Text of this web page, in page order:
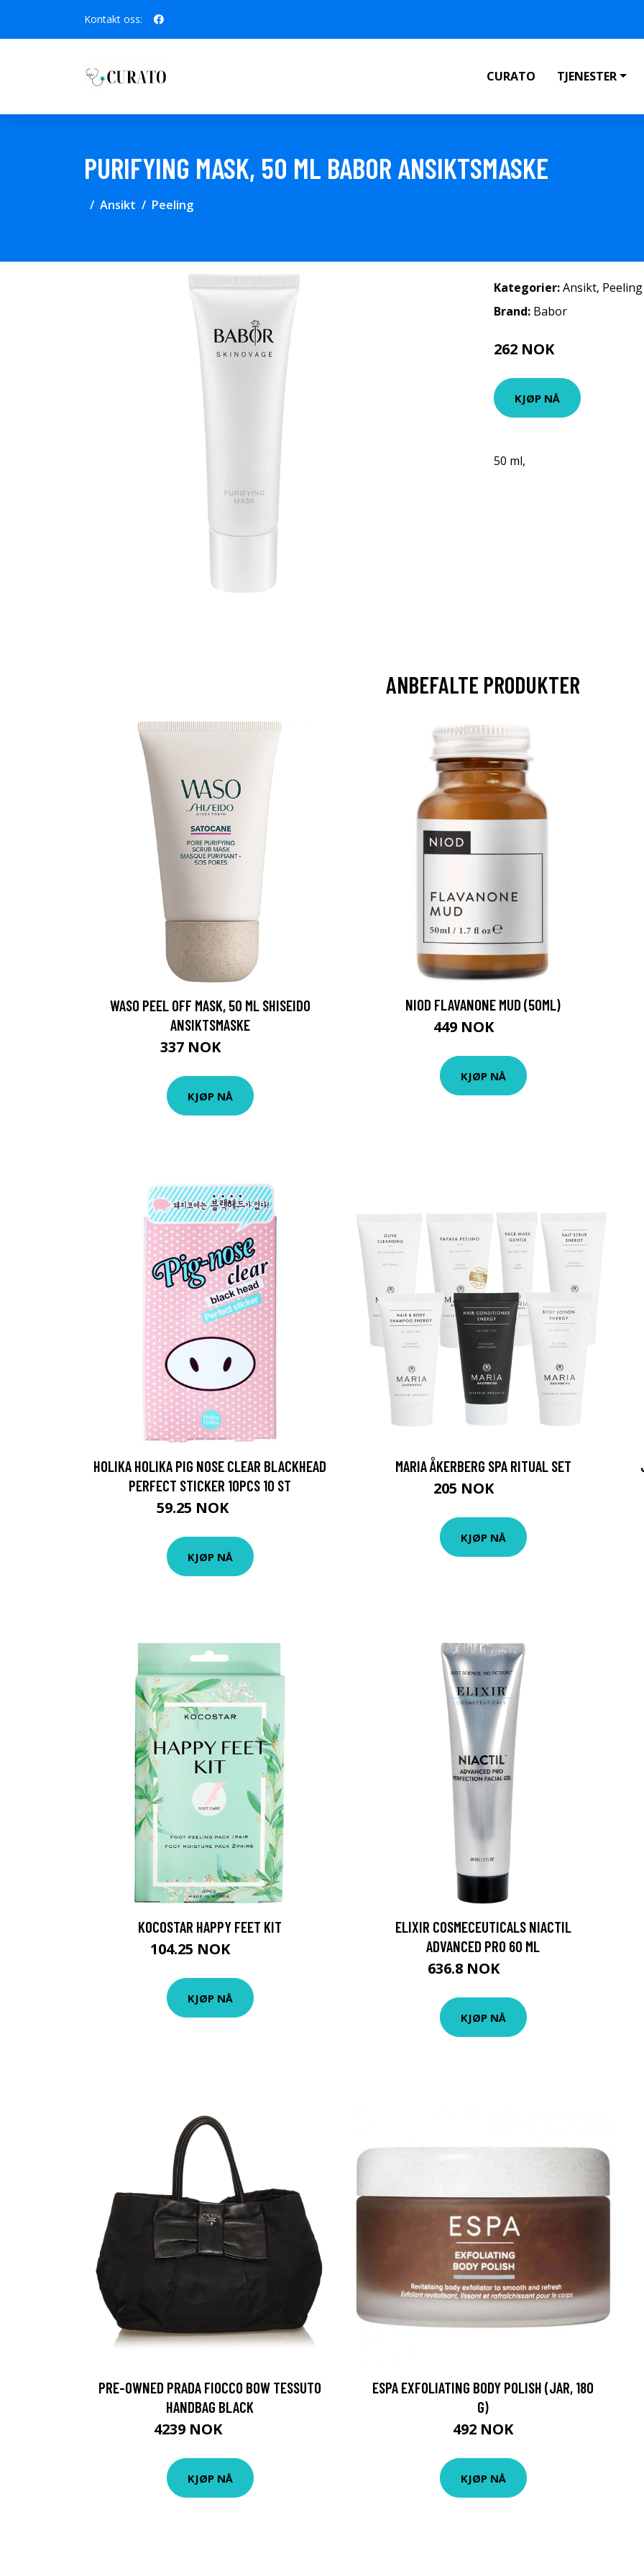
Kontakt oss:
CURATO TJENESTER
PURIFYING MASK, 50 ML BABOR ANSIKTSMASKE
Ansikt Peeling
Kategorier:Ansikt, Peeling
Brand: Babor
262 NOK
KJØP NÅ
50 ml,
ANBEFALTE PRODUKTER
WASO PEEL OFF MASK, 50 ML SHISEIDO
ANSIKTSMASKE
337 NOK
KJØP NÅ
NIOD FLAVANONE MUD (50ML)
449 NOK
KJØP NÅ
HOLIKA HOLIKA PIG NOSE CLEAR BLACKHEAD
PERFECT STICKER 10PCS 10 ST
59.25 NOK
KJØP NÅ
MARIA ÅKERBERG SPA RITUAL SET
205 NOK
KJØP NÅ
KOCOSTAR HAPPY FEET KIT
104.25 NOK
KJØP NÅ
ELIXIR COSMECEUTICALS NIACTIL
ADVANCED PRO 60 ML
636.8 NOK
KJØP NÅ
PRE-OWNED PRADA FIOCCO BOW TESSUTO
HANDBAG BLACK
4239 NOK
KJØP NÅ
ESPA EXFOLIATING BODY POLISH (JAR, 180
G)
492 NOK
KJØP NÅ